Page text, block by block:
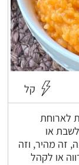
קל
לארוחת
או
זה מהיר, וזה
או לקהל